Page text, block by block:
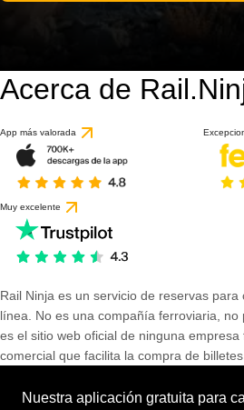
Acerca de
App más valorada
Muy excelente
Rail Ninja es un servicio de reservas
línea. No es una compañía ferroviaria,
es el sitio web oficial de ninguna
comercial que facilita la compra de
Nuestra aplicación gratuita para